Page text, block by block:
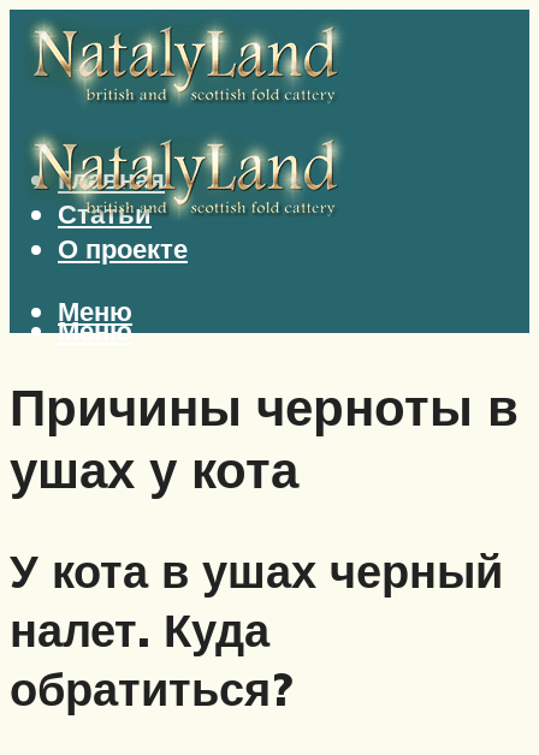
Главная
Статьи
О проекте
Меню
Меню
Причины черноты в
ушах у кота
У кота в ушах черный
налет. Куда
обратиться?